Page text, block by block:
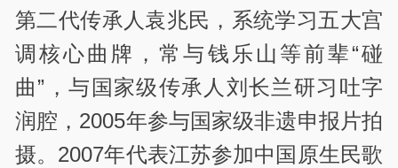
第二代传承人袁兆民，系统学习五大宫
调核心曲牌，常与钱乐山等前辈“碰
曲”，与国家级传承人刘长兰研习吐字
润腔，2005年参与国家级非遗申报片拍
摄。2007年代表江苏参加中国原生民歌